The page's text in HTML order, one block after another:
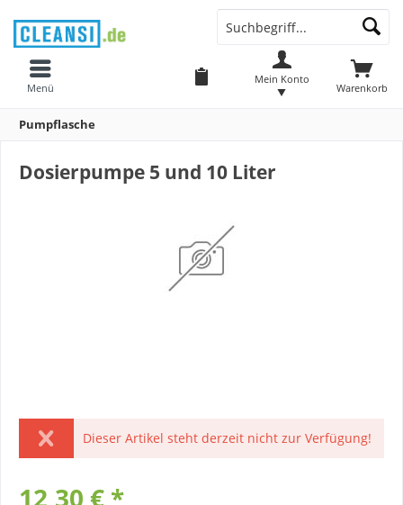
Warenkorb
Mein Konto
Menü
Pumpflasche
Dosierpumpe 5 und 10 Liter
Dieser Artikel steht derzeit nicht zur Verfügung!
12,30 € *